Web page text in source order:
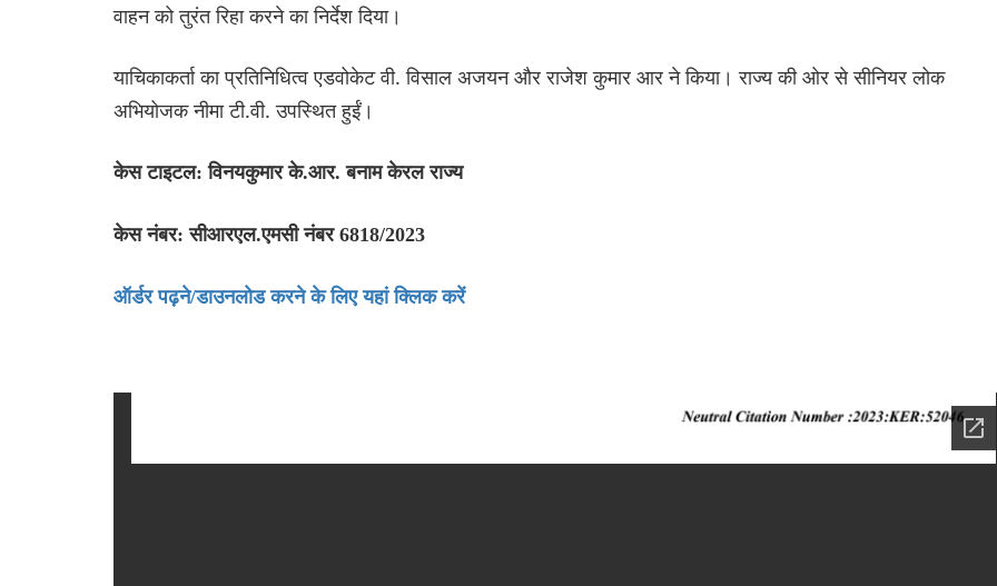
वाहन को तुरंत रिहा करने का निर्देश दिया।
याचिकाकर्ता का प्रतिनिधित्व एडवोकेट वी. विसाल अजयन और राजेश कुमार आर ने किया। राज्य की ओर से सीनियर लोक
अभियोजक नीमा टी.वी. उपस्थित हुईं।
केस टाइटल: विनयकुमार के.आर. बनाम केरल राज्य
केस नंबर: सीआरएल.एमसी नंबर 6818/2023
ऑर्डर पढ़ने/डाउनलोड करने के लिए यहां क्लिक करें